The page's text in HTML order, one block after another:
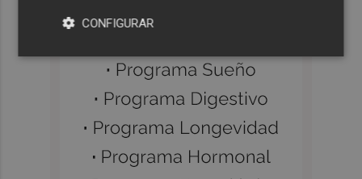
CONFIGURAR